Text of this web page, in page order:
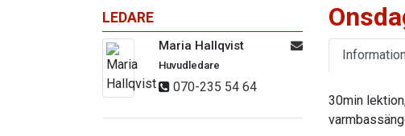
LEDARE
Maria Hallqvist
Huvudledare
070-235 54 64
Information
30min